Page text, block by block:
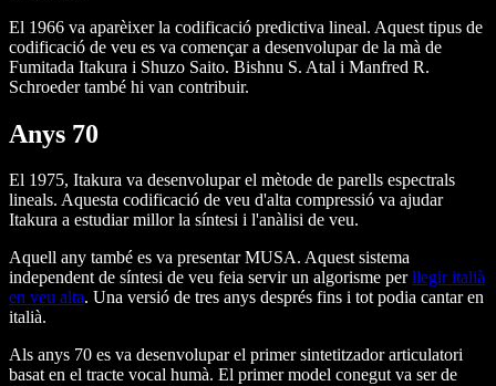
El 1966 va aparèixer la codificació predictiva lineal. Aquest tipus de
codificació de veu es va començar a desenvolupar de la mà de
Fumitada Itakura i Shuzo Saito. Bishnu S. Atal i Manfred R.
Schroeder també hi van contribuir.
Anys 70
El 1975, Itakura va desenvolupar el mètode de parells espectrals
lineals. Aquesta codificació de veu d'alta compressió va ajudar
Itakura a estudiar millor la síntesi i l'anàlisi de veu.
Aquell any també es va presentar MUSA. Aquest sistema
independent de síntesi de veu feia servir un algorisme perllegir italià
en veu alta. Una versió de tres anys després fins i tot podia cantar en
italià.
Als anys 70 es va desenvolupar el primer sintetitzador articulatori
basat en el tracte vocal humà. El primer model conegut va ser de